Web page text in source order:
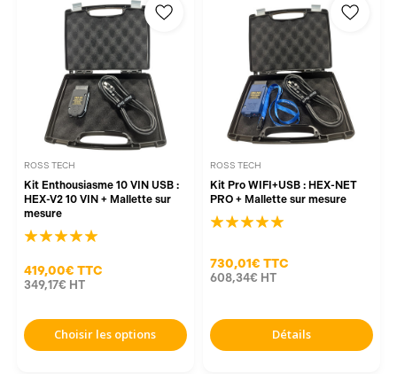
ROSS TECH
Kit Enthousiasme 10 VIN USB :
HEX-V2 10 VIN + Mallette sur
mesure
419,00€ TTC
349,17€ HT
Choisir les options
ROSS TECH
Kit Pro WIFI+USB : HEX-NET
PRO + Mallette sur mesure
730,01€ TTC
608,34€ HT
Détails